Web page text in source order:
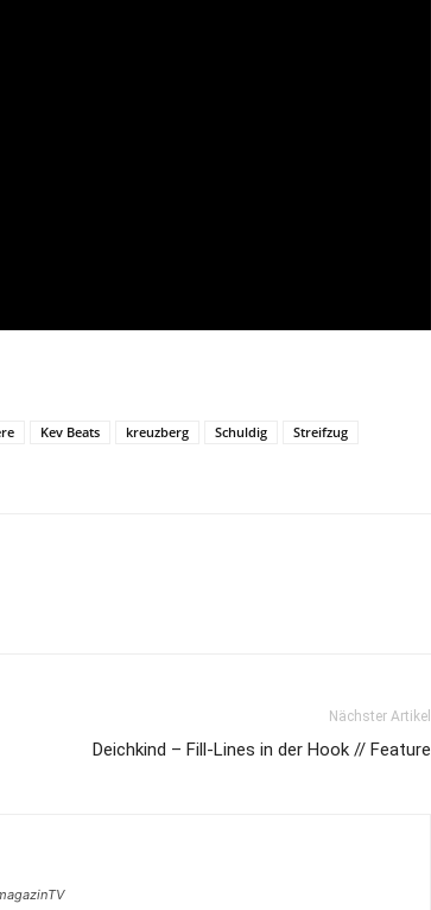
Kev Beats kreuzberg Schuldig
Streifzug
Nächster Artikel
Deichkind – Fill-Lines in der Hook // Feature